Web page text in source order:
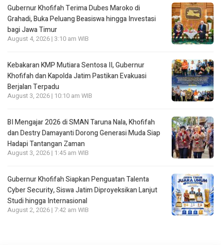
Gubernur Khofifah Terima Dubes Maroko di
Grahadi, Buka Peluang Beasiswa hingga Investasi
bagi Jawa Timur
August 4, 2026 | 3:10 am WIB
Kebakaran KMP Mutiara Sentosa II, Gubernur
Khofifah dan Kapolda Jatim Pastikan Evakuasi
Berjalan Terpadu
August 3, 2026 | 10:10 am WIB
BI Mengajar 2026 di SMAN Taruna Nala, Khofifah
dan Destry Damayanti Dorong Generasi Muda Siap
Hadapi Tantangan Zaman
August 3, 2026 | 1:45 am WIB
Gubernur Khofifah Siapkan Penguatan Talenta
Cyber Security, Siswa Jatim Diproyeksikan Lanjut
Studi hingga Internasional
August 2, 2026 | 7:42 am WIB